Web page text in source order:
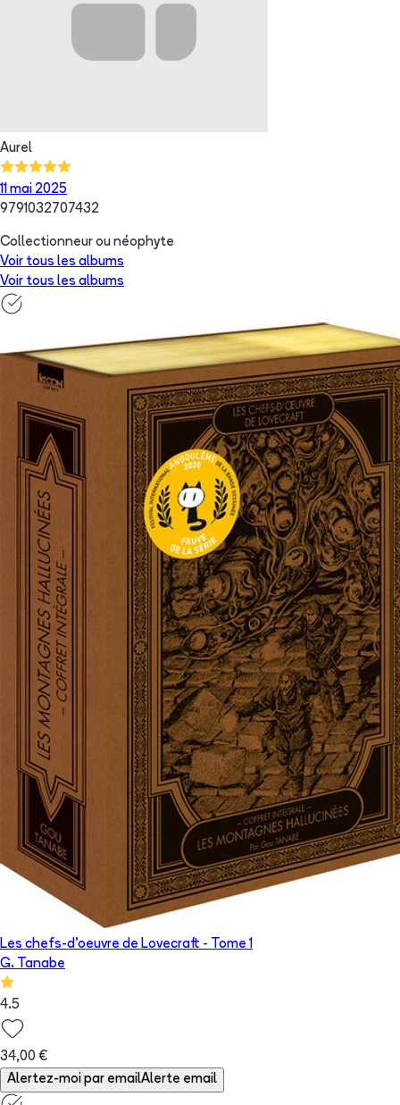
Aurel
11 mai 2025
9791032707432
Collectionneur ou néophyte
Voir tous les albums
Voir tous les albums
Les chefs-d'oeuvre de Lovecraft - Tome 1
G. Tanabe
4.5
34,00 €
Alertez-moi par emailAlerte email